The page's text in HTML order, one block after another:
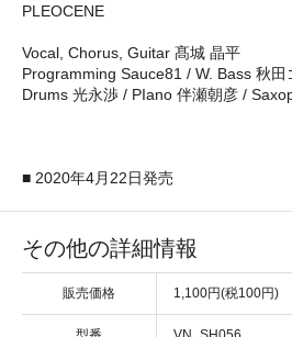
PLEOCENE
Vocal, Chorus, Guitar 髙城 晶平
Programming Sauce81 / W. Bass 秋田
Drums 光永渉 / PIano 伴瀬朝彦 /
■ 2020年4月22日発売
その他の詳細情報
販売価格 1,100円(税100円)